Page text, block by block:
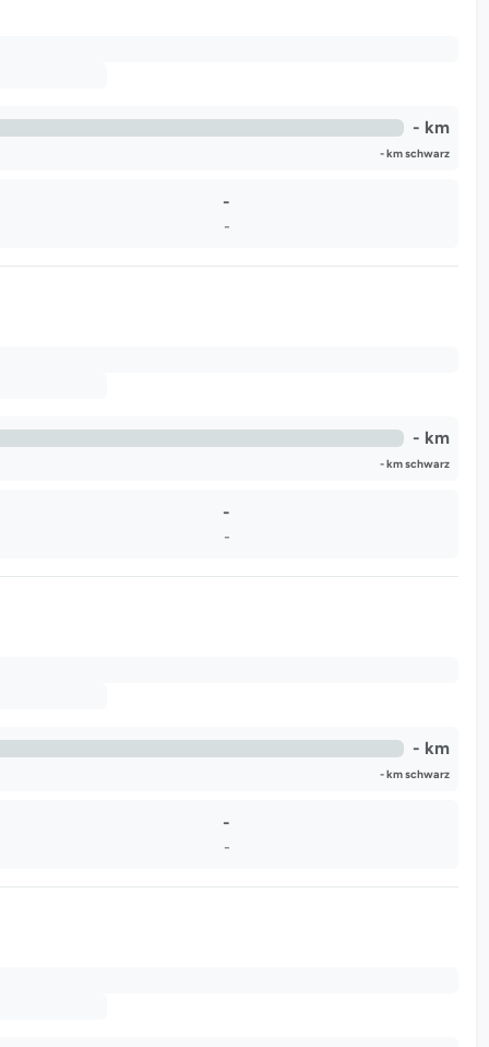
- km
- km schwarz
-
-
- km
- km schwarz
-
-
- km
- km schwarz
-
-